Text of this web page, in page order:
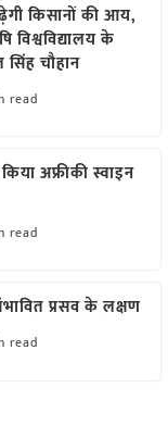
किसानों की आय,
विश्वविद्यालय के
सिंह चौहान
read
अफ्रीकी स्वाइन
read
प्रसव के लक्षण
read